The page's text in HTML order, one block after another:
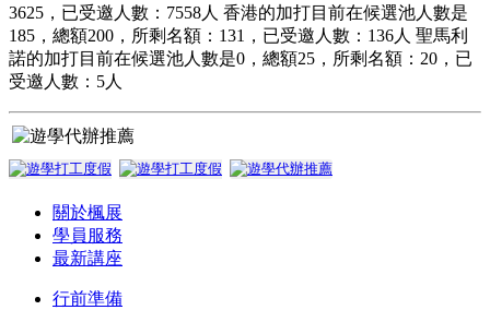
3625，已受邀人數：7558人 香港的加打目前在候選池人數是
185，總額200，所剩名額：131，已受邀人數：136人 聖馬利
諾的加打目前在候選池人數是0，總額25，所剩名額：20，已
受邀人數：5人
關於楓展
學員服務
最新講座
行前準備